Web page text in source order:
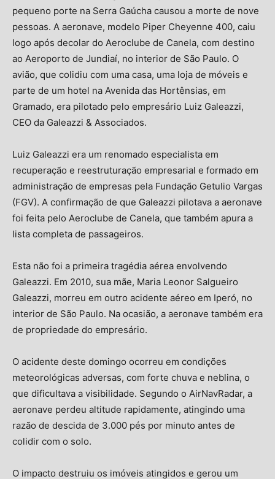
pequeno porte na Serra Gaúcha causou a morte de nove
pessoas. A aeronave, modelo Piper Cheyenne 400, caiu
logo após decolar do Aeroclube de Canela, com destino
ao Aeroporto de Jundiaí, no interior de São Paulo. O
avião, que colidiu com uma casa, uma loja de móveis e
parte de um hotel na Avenida das Hortênsias, em
Gramado, era pilotado pelo empresário Luiz Galeazzi,
CEO da Galeazzi & Associados.
Luiz Galeazzi era um renomado especialista em
recuperação e reestruturação empresarial e formado em
administração de empresas pela Fundação Getulio Vargas
(FGV). A confirmação de que Galeazzi pilotava a aeronave
foi feita pelo Aeroclube de Canela, que também apura a
lista completa de passageiros.
Esta não foi a primeira tragédia aérea envolvendo
Galeazzi. Em 2010, sua mãe, Maria Leonor Salgueiro
Galeazzi, morreu em outro acidente aéreo em Iperó, no
interior de São Paulo. Na ocasião, a aeronave também era
de propriedade do empresário.
O acidente deste domingo ocorreu em condições
meteorológicas adversas, com forte chuva e neblina, o
que dificultava a visibilidade. Segundo o AirNavRadar, a
aeronave perdeu altitude rapidamente, atingindo uma
razão de descida de 3.000 pés por minuto antes de
colidir com o solo.
O impacto destruiu os imóveis atingidos e gerou um